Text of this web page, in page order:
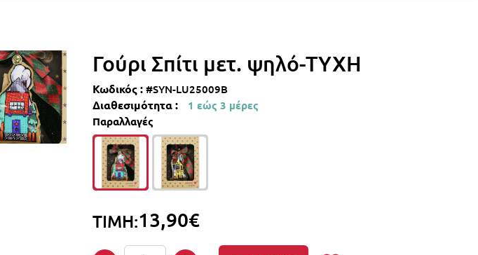
Γούρι Σπίτι μετ. ψηλό-ΤΥΧΗ
Κωδικός : #SYN-LU25009B
Διαθεσιμότητα :
1 εώς 3 μέρες
Παραλλαγές
ΤΙΜΗ:13,90€